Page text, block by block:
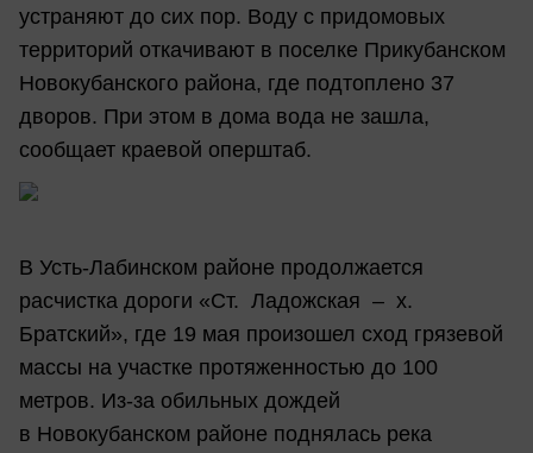
устраняют до сих пор. Воду с придомовых
территорий откачивают в поселке Прикубанском
Новокубанского района, где подтоплено 37
дворов. При этом в дома вода не зашла,
сообщает краевой оперштаб.
В Усть-Лабинском районе продолжается
расчистка дороги «Ст. Ладожская – х.
Братский», где 19 мая произошел сход грязевой
массы на участке протяженностью до 100
метров. Из-за обильных дождей
в Новокубанском районе поднялась река